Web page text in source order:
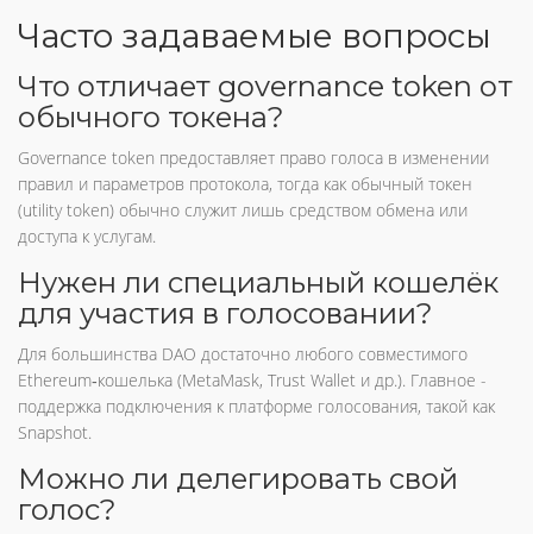
Часто задаваемые вопросы
Что отличает governance token от
обычного токена?
Governance token предоставляет право голоса в изменении
правил и параметров протокола, тогда как обычный токен
(utility token) обычно служит лишь средством обмена или
доступа к услугам.
Нужен ли специальный кошелёк
для участия в голосовании?
Для большинства DAO достаточно любого совместимого
Ethereum‑кошелька (MetaMask, Trust Wallet и др.). Главное -
поддержка подключения к платформе голосования, такой как
Snapshot.
Можно ли делегировать свой
голос?